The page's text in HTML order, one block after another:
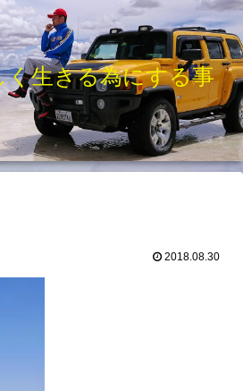
く生きる為にする事
2018.08.30